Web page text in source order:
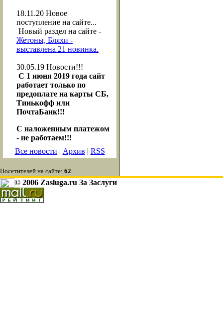
18.11.20 Новое
поступление на сайте...
Новый раздел на сайте -
Жетоны, Бляхи -
выставлена 21 новинка.
30.05.19 Новости!!!
С 1 июня 2019 года сайт
работает только по
предоплате на карты СБ,
Тинькофф или
ПочтаБанк!!!
С наложенным платежом
- не работаем!!!
Все новости | Архив | RSS
Посетителей на сайте: 62
© 2006 Zasluga.ru За Заслуги